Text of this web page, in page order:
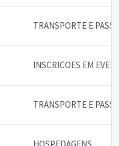
TRANSPORTE E
INSCRICOES EM
TRANSPORTE E